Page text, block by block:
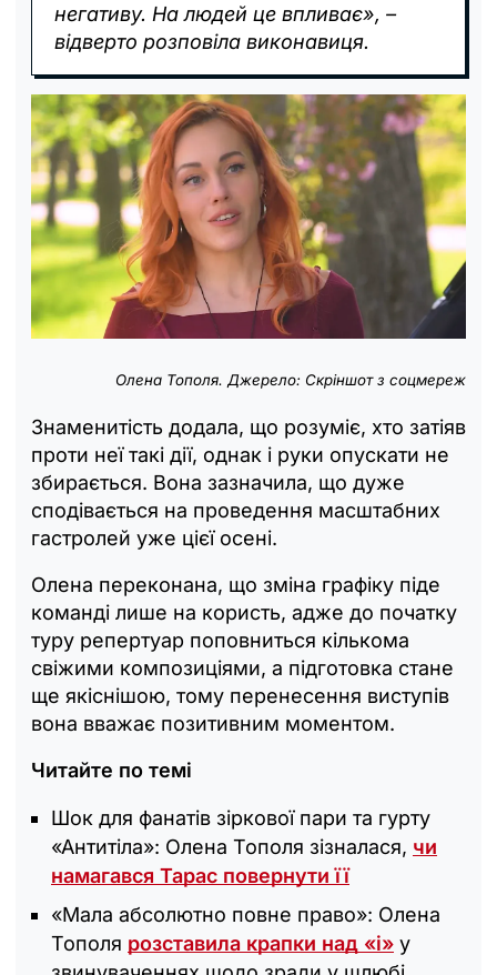
негативу. На людей це впливає», –
відверто розповіла виконавиця.
Олена Тополя. Джерело: Скріншот з соцмереж
Знаменитість додала, що розуміє, хто затіяв
проти неї такі дії, однак і руки опускати не
збирається. Вона зазначила, що дуже
сподівається на проведення масштабних
гастролей уже цієї осені.
Олена переконана, що зміна графіку піде
команді лише на користь, адже до початку
туру репертуар поповниться кількома
свіжими композиціями, а підготовка стане
ще якіснішою, тому перенесення виступів
вона вважає позитивним моментом.
Читайте по темі
Шок для фанатів зіркової пари та гурту
«Антитіла»: Олена Тополя зізналася, чи
намагався Тарас повернути її
«Мала абсолютно повне право»: Олена
Тополя розставила крапки над «і» у